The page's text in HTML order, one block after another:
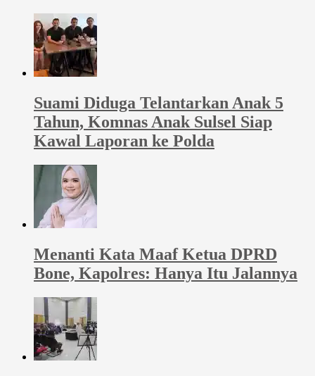
Suami Diduga Telantarkan Anak 5
Tahun, Komnas Anak Sulsel Siap
Kawal Laporan ke Polda
Menanti Kata Maaf Ketua DPRD
Bone, Kapolres: Hanya Itu Jalannya